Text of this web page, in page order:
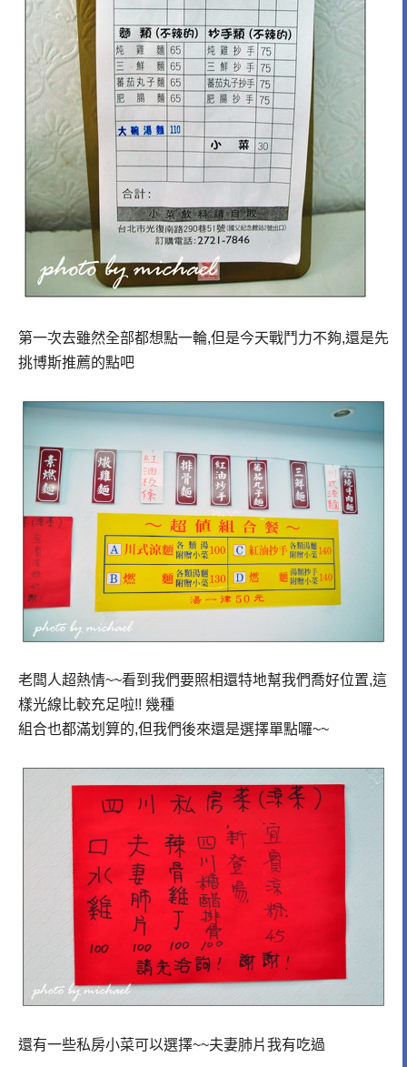
第一次去雖然全部都想點一輪,但是今天戰鬥力不夠,還是先
挑博斯推薦的點吧
老闆人超熱情~~看到我們要照相還特地幫我們喬好位置,這
樣光線比較充足啦!! 幾種
組合也都滿划算的,但我們後來還是選擇單點囉~~
還有一些私房小菜可以選擇~~夫妻肺片我有吃過